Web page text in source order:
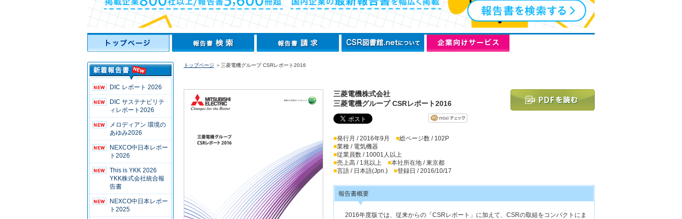
DIC レポート 2026
DIC サステナビリテ
ィレポート2026
メロディアン 環境の
あゆみ2026
NEXCO中日本レポー
ト2026
This is YKK 2026
YKK株式会社統合報
告書
NEXCO中日本レポー
ト2025
トップページ ＞三菱電機グループ CSRレポート2016
三菱電機株式会社
三菱電機グループ CSRレポート2016
■発行月 / 2016年9月 ■総ページ数 / 102P
■業種 / 電気機器
■従業員数 / 10001人以上
■売上高 / 1兆以上 ■本社所在地 / 東京都
■言語 / 日本語(Jpn.) ■登録日 / 2016/10/17
報告書概要
2016年度版では、従来からの「CSRレポート」に加えて、CSRの取組をコンパクトにま